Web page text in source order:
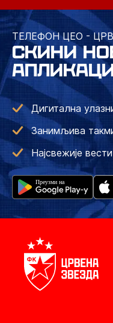
ТЕЛЕФОН ЦЕО -
СКИНИ
Дигитална
Занимљива
Најсвежије